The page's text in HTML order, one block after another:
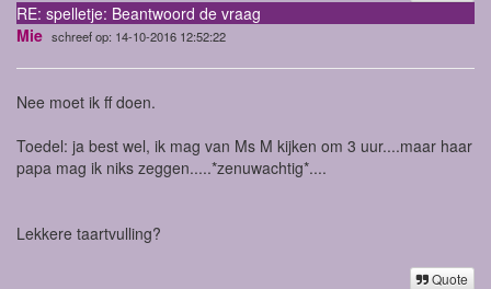
RE: spelletje: Beantwoord de vraag
Mie schreef op: 14-10-2016 12:52:22
Nee moet ik ff doen.
Toedel: ja best wel, ik mag van Ms M kijken om 3 uur....maar haar
papa mag ik niks zeggen.....*zenuwachtig*....
Lekkere taartvulling?
Quote